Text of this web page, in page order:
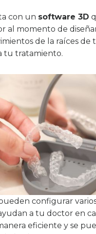
con un software 3D
al momento de
de la raíces de
tu tratamiento.
configurar
a tu doctor en
eficiente y se